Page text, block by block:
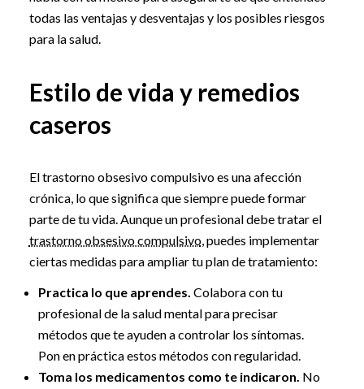
todas las ventajas y desventajas y los posibles riesgos
para la salud.
Estilo de vida y remedios
caseros
El trastorno obsesivo compulsivo es una afección
crónica, lo que significa que siempre puede formar
parte de tu vida. Aunque un profesional debe tratar el
trastorno obsesivo compulsivo, puedes implementar
ciertas medidas para ampliar tu plan de tratamiento:
Practica lo que aprendes. Colabora con tu
profesional de la salud mental para precisar
métodos que te ayuden a controlar los síntomas.
Pon en práctica estos métodos con regularidad.
Toma los medicamentos como te indicaron. No